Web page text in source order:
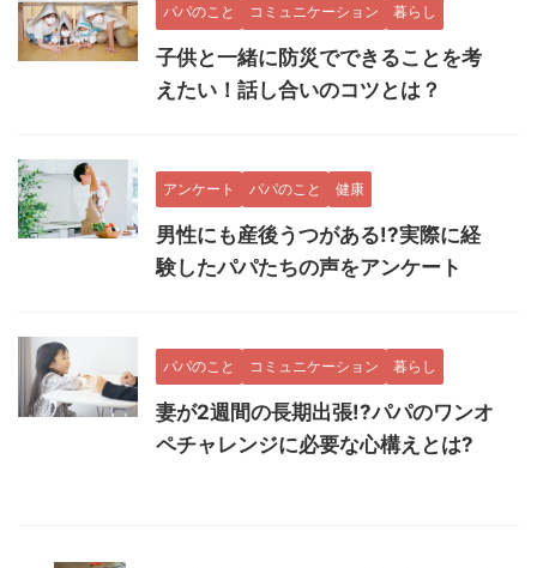
パパのこと コミュニケーション 暮らし
子供と一緒に防災でできることを考
えたい！話し合いのコツとは？
アンケート パパのこと 健康
男性にも産後うつがある!?実際に経
験したパパたちの声をアンケート
パパのこと コミュニケーション 暮らし
妻が2週間の長期出張!?パパのワンオ
ペチャレンジに必要な心構えとは?